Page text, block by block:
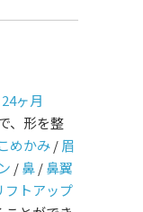
24ヶ月
、形を整
めかみ/眉
/鼻/鼻翼
フトアップ